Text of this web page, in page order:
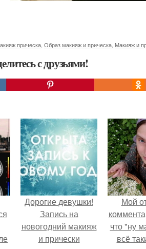
прическа Образ макияж и прическа Макияж и
с друзьями!
Дорогие девушки!
Запись на
новогодний макияж
и прически
Мой
что "ну
всё